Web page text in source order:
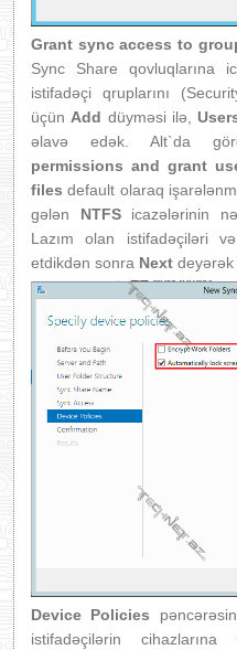
Grant sync access to
Sync Share qovluqlarına
istifadəçi qruplarını
üçün Add düyməsi ilə,
əlavə edək. Alt`da
permissions and grant
files default olaraq
gələn NTFSicazələrinin
Lazım olan istifadəçiləri
etdikdən sonra Next deyərək
Device Policies
istifadəçilərin